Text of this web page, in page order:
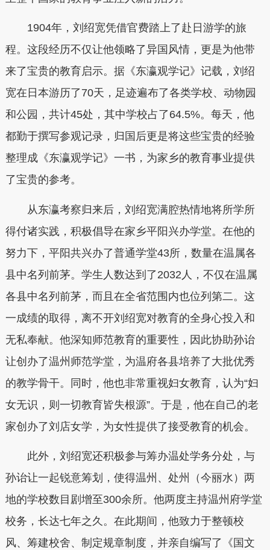
1904年，刘绍宽凭借官费踏上了赴日游学的旅
程。这段经历不仅让他领略了异国风情，更是为他带
来了宝贵的教育启示。据《东瀛观学记》记载，刘绍
宽在日本游历了70天，足迹遍布了各类学校、动物园
和公园，共计45处，其中学校占了64.5%。每天，他
都勤于撰写参观记录，归国后更是将这些宝贵的经验
整理成《东瀛观学记》一书，为家乡的教育事业提供
了宝贵的参考。
从东瀛考察归来后，刘绍宽满腔热情地将所学所
得付诸实践，积极倡导在家乡平阳兴办学堂。在他的
努力下，平阳共兴办了普通学堂43所，数量在温属各
县中名列前茅。学生人数达到了2032人，不仅在温属
各县中名列前茅，而且在全省范围内也位列第二。这
一成绩的取得，离不开刘绍宽对教育的全身心投入和
无私奉献。他深知师范教育的重要性，因此协助孙诒
让创办了温州师范学堂，为温府各县培养了大批优秀
的教学骨干。同时，他也非常重视妇女教育，认为“妇
女无识，则一切教育皆失根源”。于是，他在自己的老
家创办了刘店女学，为女性提供了接受教育的机会。
此外，刘绍宽还积极参与筹办温处学务分处，与
孙诒让一起锐意筹划，使得温州、处州（今丽水）两
地的学校数目剧增至300余所。他两度主持温州府学堂
校务，长达七年之久。在此期间，他致力于整顿校
风、筹建校舍、制定规章制度，并亲自编写了《国文